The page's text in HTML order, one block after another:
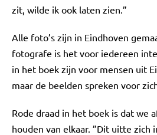
zit, wilde ik ook laten zien.”
Alle foto’s zijn in Eindhoven
fotografe is het voor iedereen
in het boek zijn voor mensen uit
maar de beelden spreken voor
Rode draad in het boek is dat we
houden van elkaar. ”Dit uitte zich